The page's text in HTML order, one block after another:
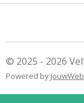
© 2025 - 2026
Powered by JouwWeb